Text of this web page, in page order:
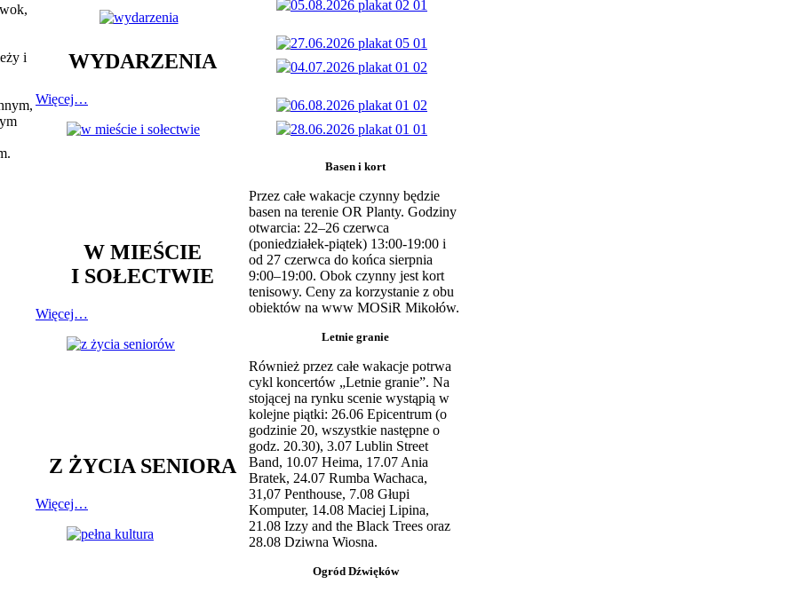
i WYDARZENIA
Więcej…
W MIEŚCIE
I SOŁECTWIE
Więcej…
Z ŻYCIA SENIORA
Więcej…
Basen i kort
Przez całe wakacje czynny będzie
basen na terenie OR Planty. Godziny
otwarcia: 22–26 czerwca
(poniedziałek-piątek) 13:00-19:00 i
od 27 czerwca do końca sierpnia
9:00–19:00. Obok czynny jest kort
tenisowy. Ceny za korzystanie z obu
obiektów na www MOSiR Mikołów.
Letnie granie
Również przez całe wakacje potrwa
cykl koncertów „Letnie granie”. Na
stojącej na rynku scenie wystąpią w
kolejne piątki: 26.06 Epicentrum (o
godzinie 20, wszystkie następne o
godz. 20.30), 3.07 Lublin Street
Band, 10.07 Heima, 17.07 Ania
Bratek, 24.07 Rumba Wachaca,
31,07 Penthouse, 7.08 Głupi
Komputer, 14.08 Maciej Lipina,
21.08 Izzy and the Black Trees oraz
28.08 Dziwna Wiosna.
Ogród Dźwięków